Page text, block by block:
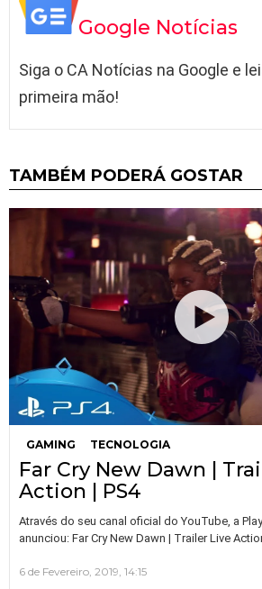
Google Notícias
Siga o CA Notícias na Google e
primeira mão!
TAMBÉM PODERÁ GOSTAR
GAMING TECNOLOGIA
Far Cry New Dawn |
Action | PS4
Através do seu canal oficial do YouTube, a
anunciou: Far Cry New Dawn | Trailer Live
6 de Fevereiro, 2019, 14:15